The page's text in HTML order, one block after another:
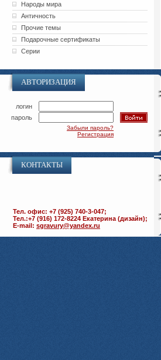
Народы мира
Античность
Прочие темы
Подарочные сертификаты
Серии
АВТОРИЗАЦИЯ
логин
пароль
Забыли пароль?
Регистрация
КОНТАКТЫ
Тел. офис: +7 (925) 740-3-047;
Тел.:+7 (916) 172-8224 Екатерина (дизайн);
E-mail: sgravury@yandex.ru